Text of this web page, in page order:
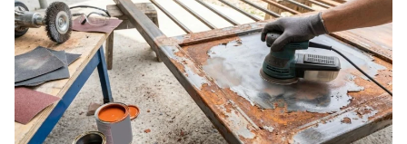
vitraux traditionnels. Les peintures pour verre offrent
cette flexibilité tout en préservant la luminosité
naturelle. Cependant, le choix du bon produit
nécessite une compréhension des […]